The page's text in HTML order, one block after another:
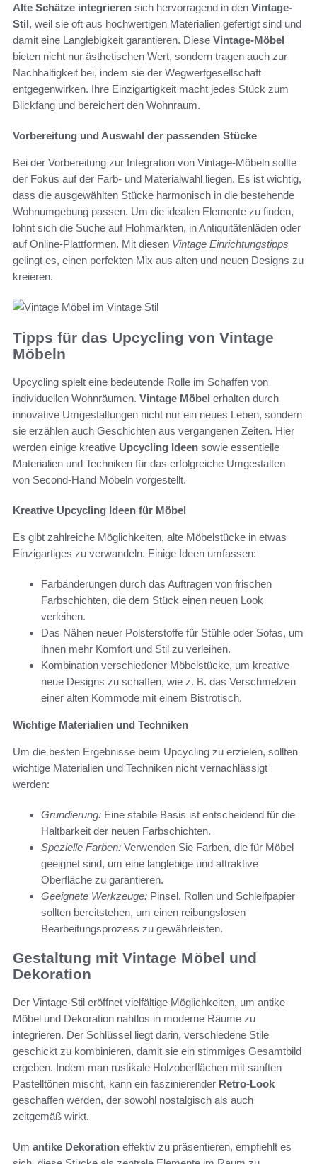
Alte Schätze integrieren sich hervorragend in den Vintage-
Stil, weil sie oft aus hochwertigen Materialien gefertigt sind und
damit eine Langlebigkeit garantieren. Diese Vintage-Möbel
bieten nicht nur ästhetischen Wert, sondern tragen auch zur
Nachhaltigkeit bei, indem sie der Wegwerfgesellschaft
entgegenwirken. Ihre Einzigartigkeit macht jedes Stück zum
Blickfang und bereichert den Wohnraum.
Vorbereitung und Auswahl der passenden Stücke
Bei der Vorbereitung zur Integration von Vintage-Möbeln sollte
der Fokus auf der Farb- und Materialwahl liegen. Es ist wichtig,
dass die ausgewählten Stücke harmonisch in die bestehende
Wohnumgebung passen. Um die idealen Elemente zu finden,
lohnt sich die Suche auf Flohmärkten, in Antiquitätenläden oder
auf Online-Plattformen. Mit diesen Vintage Einrichtungstipps
gelingt es, einen perfekten Mix aus alten und neuen Designs zu
kreieren.
Tipps für das Upcycling von Vintage
Möbeln
Upcycling spielt eine bedeutende Rolle im Schaffen von
individuellen Wohnräumen. Vintage Möbel erhalten durch
innovative Umgestaltungen nicht nur ein neues Leben, sondern
sie erzählen auch Geschichten aus vergangenen Zeiten. Hier
werden einige kreative Upcycling Ideen sowie essentielle
Materialien und Techniken für das erfolgreiche Umgestalten
von Second-Hand Möbeln vorgestellt.
Kreative Upcycling Ideen für Möbel
Es gibt zahlreiche Möglichkeiten, alte Möbelstücke in etwas
Einzigartiges zu verwandeln. Einige Ideen umfassen:
Farbänderungen durch das Auftragen von frischen
Farbschichten, die dem Stück einen neuen Look
verleihen.
Das Nähen neuer Polsterstoffe für Stühle oder Sofas, um
ihnen mehr Komfort und Stil zu verleihen.
Kombination verschiedener Möbelstücke, um kreative
neue Designs zu schaffen, wie z. B. das Verschmelzen
einer alten Kommode mit einem Bistrotisch.
Wichtige Materialien und Techniken
Um die besten Ergebnisse beim Upcycling zu erzielen, sollten
wichtige Materialien und Techniken nicht vernachlässigt
werden:
Grundierung: Eine stabile Basis ist entscheidend für die
Haltbarkeit der neuen Farbschichten.
Spezielle Farben: Verwenden Sie Farben, die für Möbel
geeignet sind, um eine langlebige und attraktive
Oberfläche zu garantieren.
Geeignete Werkzeuge: Pinsel, Rollen und Schleifpapier
sollten bereitstehen, um einen reibungslosen
Bearbeitungsprozess zu gewährleisten.
Gestaltung mit Vintage Möbel und
Dekoration
Der Vintage-Stil eröffnet vielfältige Möglichkeiten, um antike
Möbel und Dekoration nahtlos in moderne Räume zu
integrieren. Der Schlüssel liegt darin, verschiedene Stile
geschickt zu kombinieren, damit sie ein stimmiges Gesamtbild
ergeben. Indem man rustikale Holzoberflächen mit sanften
Pastelltönen mischt, kann ein faszinierender Retro-Look
geschaffen werden, der sowohl nostalgisch als auch
zeitgemäß wirkt.
Um antike Dekoration effektiv zu präsentieren, empfiehlt es